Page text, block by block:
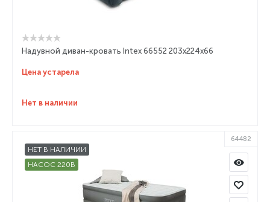
Надувной диван-кровать Intex 66552 203х224х66
Цена устарела
Нет в наличии
НЕТ В НАЛИЧИИ
НАСОС 220В
64482